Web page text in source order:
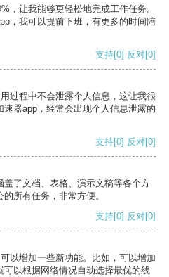
，让我能够更轻松地完成工作任务。
，我可以提前下班，有更多的时间陪
支持[0] 反对[0]
过程中不会泄露个人信息，这让我很
器app，经常会出现个人信息泄露的
支持[0] 反对[0]
了文档、表格、演示文稿等各个方
所有任务，非常方便。
支持[0] 反对[0]
以增加一些新功能。比如，可以增加
以根据网络情况自动选择最优的线